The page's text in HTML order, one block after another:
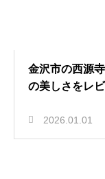
金沢市の西源
の美しさをレ
2026.01.01